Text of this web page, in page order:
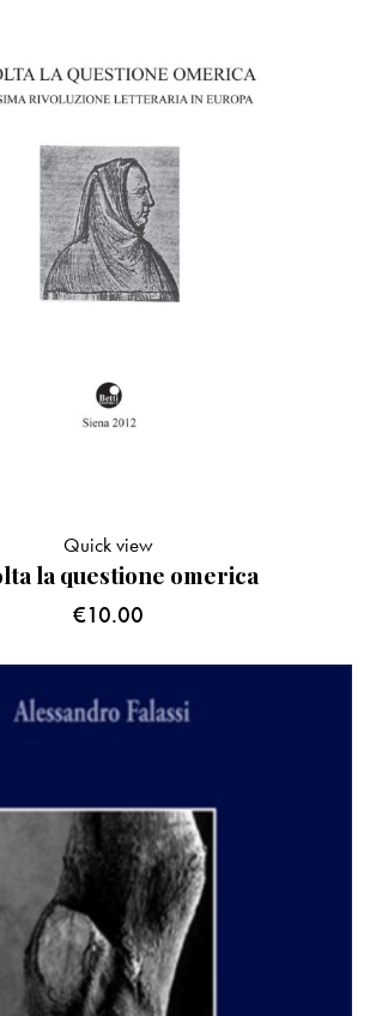
la questione omerica
€10.00
Quick view